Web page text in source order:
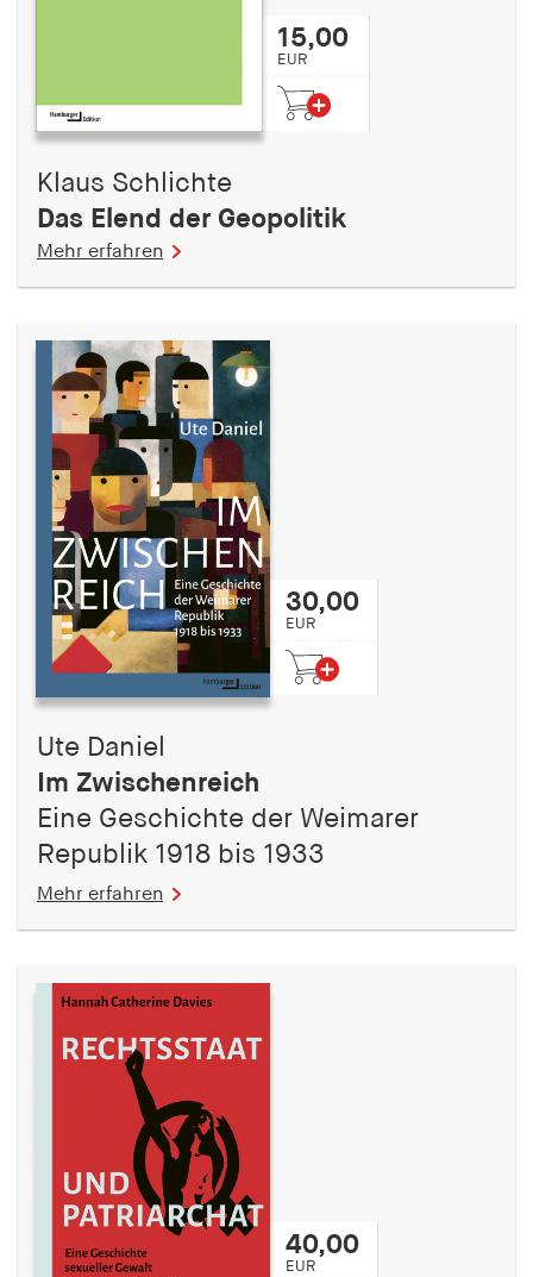
15,00
EUR
Klaus Schlichte
Das Elend der Geopolitik
Mehr erfahren
30,00
EUR
Ute Daniel
Im Zwischenreich
Eine Geschichte der Weimarer
Republik 1918 bis 1933
Mehr erfahren
40,00
EUR